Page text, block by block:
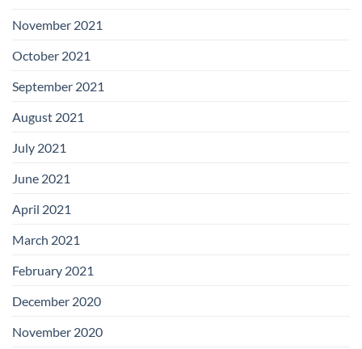
November 2021
October 2021
September 2021
August 2021
July 2021
June 2021
April 2021
March 2021
February 2021
December 2020
November 2020